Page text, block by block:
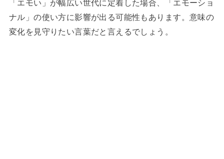
「エモい」が幅広い世代に定着した場合、「エモーショ
ナル」の使い方に影響が出る可能性もあります。意味の
変化を見守りたい言葉だと言えるでしょう。